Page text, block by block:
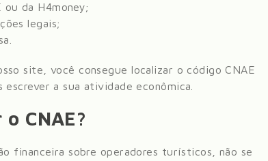
da H4money;
legais;
site, você consegue localizar o código CNAE
a sua atividade econômica.
CNAE?
financeira sobre operadores turísticos , não se